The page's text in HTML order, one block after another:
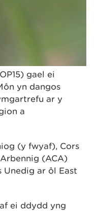
gael ei
yn dangos
ar y
a
(y fwyaf), Cors
(ACA)
Unedig ar ôl East
ei ddydd yng